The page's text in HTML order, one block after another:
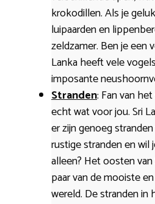
krokodillen. Als je
luipaarden en
zeldzamer. Ben je een
Lanka heeft vele
imposante
Stranden: Fan van
echt wat voor jou. Sri
er zijn genoeg
rustige stranden en
alleen? Het oosten
paar van de mooiste
wereld. De stranden in